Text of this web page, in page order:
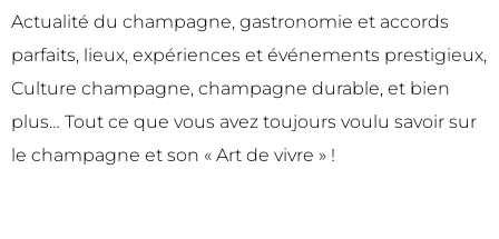
Actualité du champagne, gastronomie et accords
parfaits, lieux, expériences et événements prestigieux,
Culture champagne, champagne durable, et bien
plus… Tout ce que vous avez toujours voulu savoir sur
le champagne et son « Art de vivre » !